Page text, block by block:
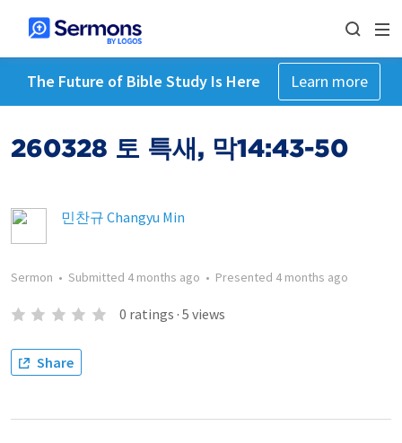
The Future of Bible Study Is Here Learn more
260328 토 특새, 막14:43-50
민찬규 Changyu Min
Sermon • Submitted 4 months ago • Presented 4 months ago
0 ratings · 5 views
Share